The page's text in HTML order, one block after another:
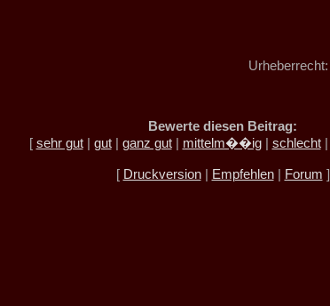
Urheberrecht:
Bewerte diesen Beitrag:
[ sehr gut| gut| ganz gut| mittelm��ig| schlecht|
[ Druckversion| Empfehlen| Forum ]